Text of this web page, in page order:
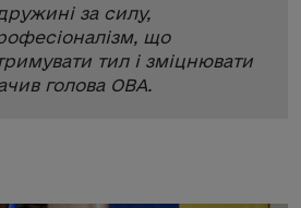
за силу,
що
тил і зміцнювати
голова ОВА.